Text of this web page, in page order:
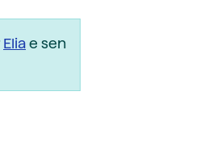
Eliae sen